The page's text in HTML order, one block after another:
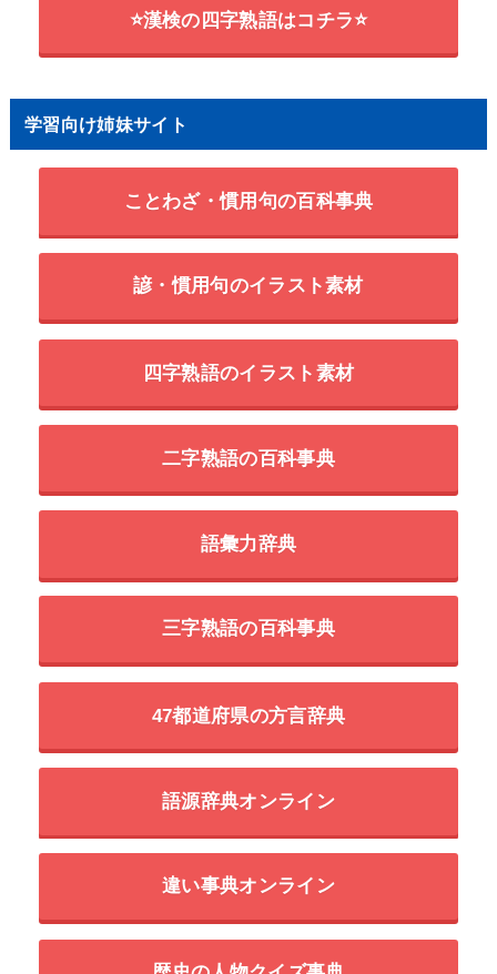
⭐漢検の四字熟語はコチラ⭐
学習向け姉妹サイト
ことわざ・慣用句の百科事典
諺・慣用句のイラスト素材
四字熟語のイラスト素材
二字熟語の百科事典
語彙力辞典
三字熟語の百科事典
47都道府県の方言辞典
語源辞典オンライン
違い事典オンライン